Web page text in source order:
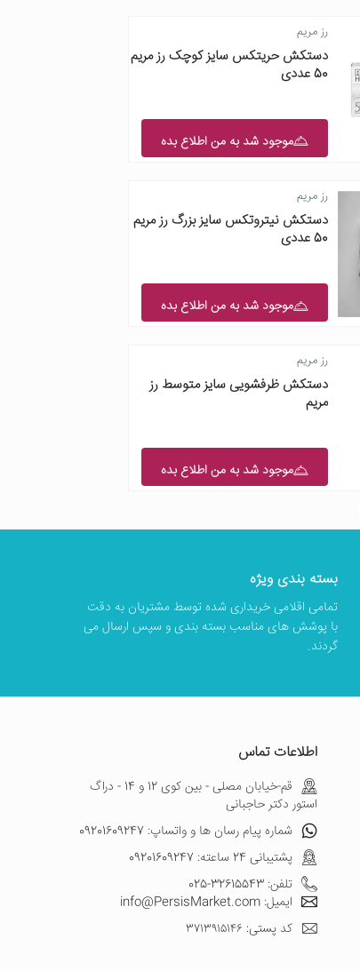
رز مریم
دستکش حریتکس سایز کوچک رز مریم
50 عددی
موجود شد به من اطلاع بده
رز مریم
دستکش نیتروتکس سایز بزرگ رز مریم
50 عددی
موجود شد به من اطلاع بده
رز مریم
دستکش ظرفشویی سایز متوسط رز
مریم
موجود شد به من اطلاع بده
بسته بندی ویژه
تمامی اقلامی خریداری شده توسط مشتریان به دقت
با پوشش های مناسب بسته بندی و سپس ارسال می
گردند.
اطلاعات تماس
قم-خیابان مصلی - بین کوی 12 و 14 - دراگ
استور دکتر حاجبانی
شماره پیام رسان ها و واتساپ: 09201609247
پشتیبانی 24 ساعته: 09201609247
تلفن: 32615543-025
ایمیل: info@PersisMarket.com
کد پستی: ۳۷۱۳۹۱۵۱۴۶